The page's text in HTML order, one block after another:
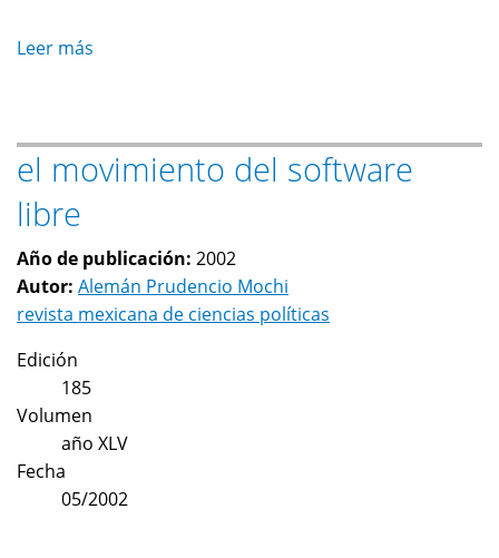
Leer más
democracia
participativa:
desarrollar
líneas
de
el movimiento del software
libre
Año de publicación: 2002
Autor: Alemán Prudencio Mochi
revista mexicana de ciencias políticas
Edición
185
Volumen
año XLV
Fecha
05/2002